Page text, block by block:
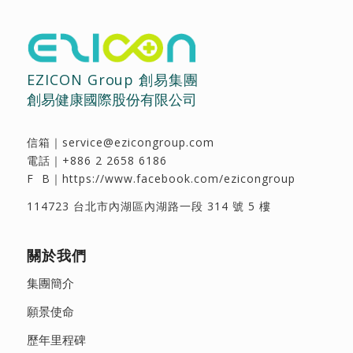
EZICON Group 創易集團
創易健康國際股份有限公司
信箱｜ service@ezicongroup.com
電話｜ +886 2 2658 6186
F B｜ https://www.facebook.com/ezicongroup
114723 台北市內湖區內湖路一段 314 號 5 樓
關於我們
集團簡介
願景使命
歷年里程碑